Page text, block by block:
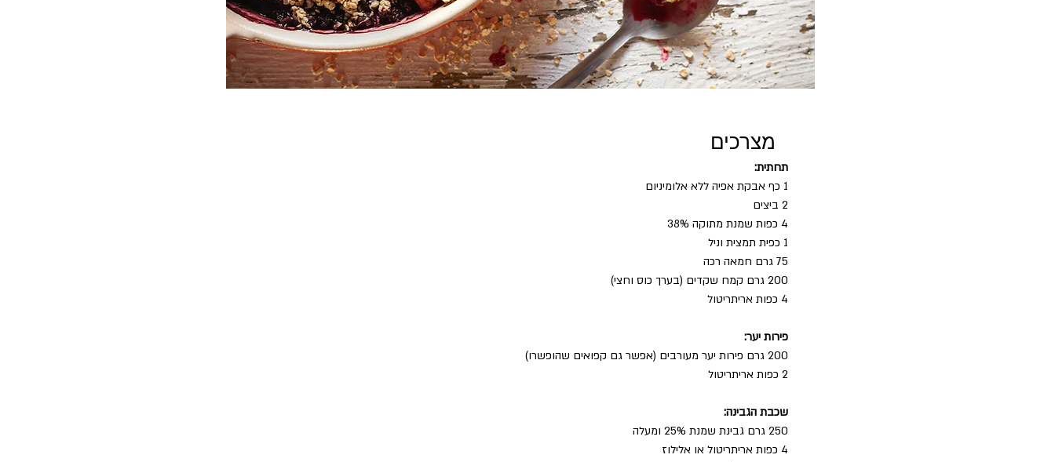
מצרכים
תחתית:
1 כף אבקת אפיה ללא אלומיניום
2 ביצים
4 כפות שמנת מתוקה 38%
1 כפית תמצית וניל
75 גרם חמאה רכה
200 גרם קמח שקדים (בערך כוס וחצי)
4 כפות אריתריטול
פירות יער:
200 גרם פירות יער מעורבים (אפשר גם קפואים שהופשרו)
2 כפות אריתריטול
שכבת הגבינה:
250 גרם גבינת שמנת 25% ומעלה
4 כפות אריתריטול או אלילוז